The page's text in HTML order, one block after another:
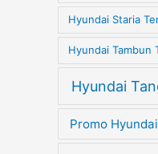
Hyundai Staria
Hyundai Tambun
Hyundai
Promo